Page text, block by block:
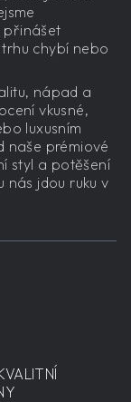
přinášet
chybí nebo
nápad a
vkusné,
luxusním
naše prémiové
styl a potěšení
nás jdou ruku v